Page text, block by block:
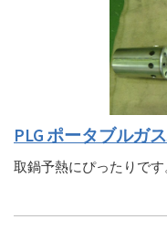
PLG ポータブルガ
取鍋予熱にぴったりで